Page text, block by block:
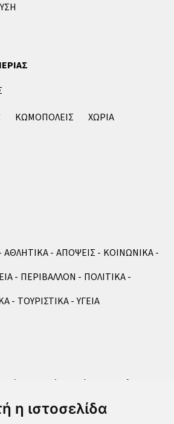
η ιστοσελίδα
ΚΩΜΟΠΟΛΕΙΣ
ΧΩΡΙΑ
ΑΘΛΗΤΙΚΑ ΑΠΟΨΕΙΣ
ΚΟΙΝΩΝΙΚΑ
ΠΕΡΙΒΑΛΛΟΝ
ΠΟΛΙΤΙΚΑ
ΤΟΥΡΙΣΤΙΚΑ ΥΓΕΙΑ
μαζί μας μέσω της
φόρμας